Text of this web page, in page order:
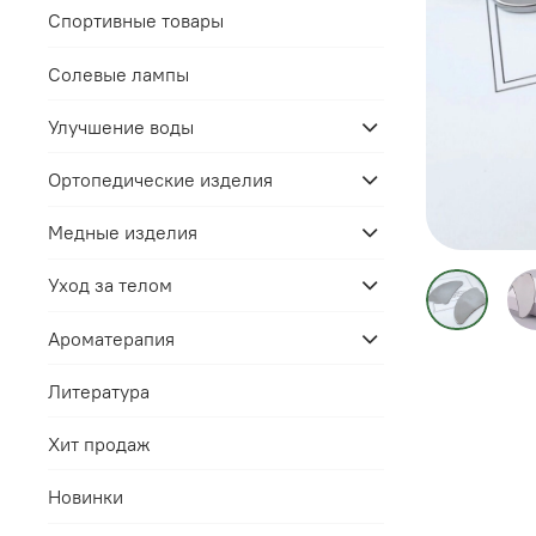
Спортивные товары
Солевые лампы
Улучшение воды
Ортопедические изделия
Медные изделия
Уход за телом
Ароматерапия
Литература
Хит продаж
Новинки